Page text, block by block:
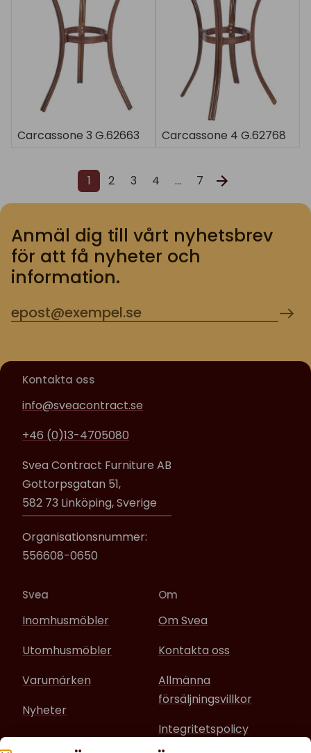
Carcassone 3 G.62663 Carcassone 4 G.62768
1 2 3 4 … 7
Anmäl dig till vårt nyhetsbrev
för att få nyheter och
information.
Kontakta oss
info@sveacontract.se
+46 (0)13-4705080
Svea Contract Furniture AB
Gottorpsgatan 51,
582 73 Linköping, Sverige
Organisationsnummer:
556608-0650
Svea
Inomhusmöbler
Utomhusmöbler
Varumärken
Nyheter
Om
Om Svea
Kontakta oss
Allmänna
försäljningsvillkor
Integritetspolicy